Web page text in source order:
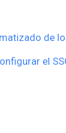
de
el